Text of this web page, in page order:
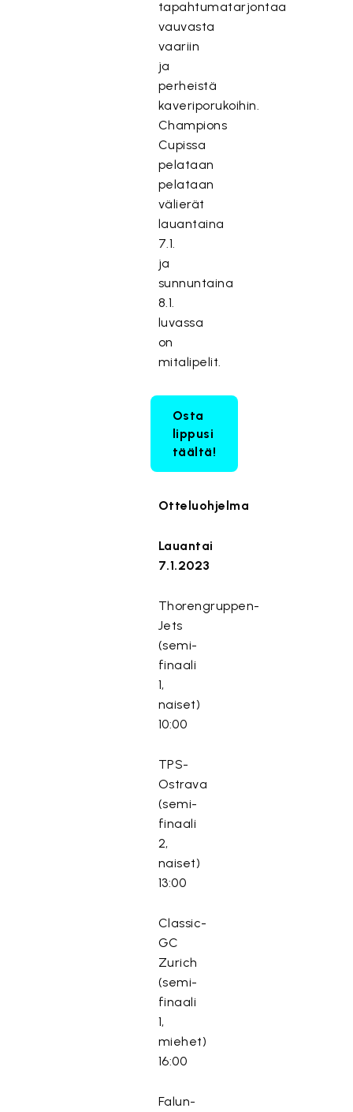
tapahtumatarjontaa
vauvasta
vaariin
ja
perheistä
kaveriporukoihin.
Champions
Cupissa
pelataan
pelataan
välierät
lauantaina
7.1.
ja
sunnuntaina
8.1.
luvassa
on
mitalipelit.
Osta
lippusi
täältä!
Otteluohjelma
Lauantai
7.1.2023
Thorengruppen-
Jets
(semi-
finaali
1,
naiset)
10:00
TPS-
Ostrava
(semi-
finaali
2,
naiset)
13:00
Classic-
GC
Zurich
(semi-
finaali
1,
miehet)
16:00
Falun-